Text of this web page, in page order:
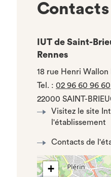
Contacts
IUT de Saint-
Rennes
18 rue Henri Wallon
Tel. :02 96 60 96 60
22000 SAINT-
Visitez le site
l'établissement
Contacts de
+